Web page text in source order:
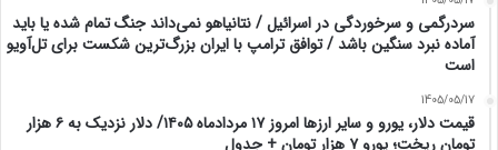
سردرگمی و سرخوردگی در اسرائیل / نتانیاهو نمی‌داند جنگ تمام شده یا باید
آماده نبرد سنگین باشد / توافق ترامپ با ایران بزرگ‌ترین شکست برای تل‌آویو
است
1405/05/17
قیمت دلار، یورو و سایر ارزها امروز ۱۷ مردادماه ۱۴۰۵/ دلار نزدیک به ۶ هزار
تومان ریخت؛ یورو ۷ هزار تومان + جدول